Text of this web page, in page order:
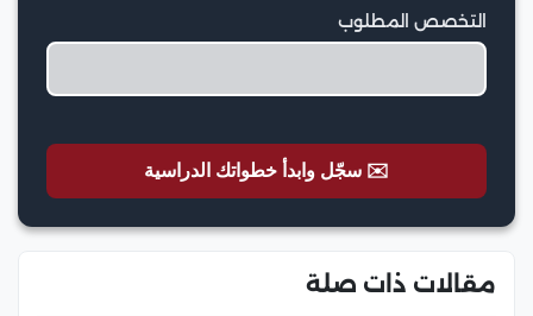
التخصص المطلوب
✉️ سجّل وابدأ خطواتك الدراسية
مقالات ذات صلة